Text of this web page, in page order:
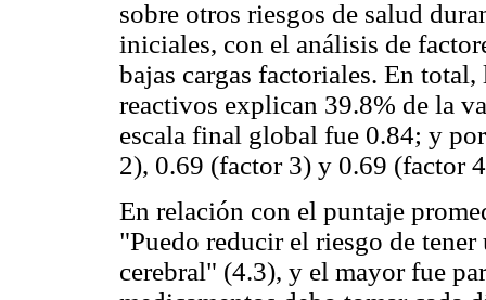
sobre otros riesgos de salud
iniciales, con el análisis de
bajas cargas factoriales. En
reactivos explican 39.8% de la
escala final global fue 0.84; y
2), 0.69 (factor 3) y 0.69 (factor
En relación con el puntaje
"Puedo reducir el riesgo de
cerebral" (4.3), y el mayor fue